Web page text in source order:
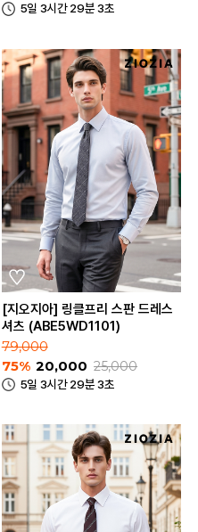
5일 3시간 29분 3초
[지오지아] 링클프리 스판 드레스
셔츠 (ABE5WD1101)
79,000
75% 20,000 25,000
5일 3시간 29분 3초